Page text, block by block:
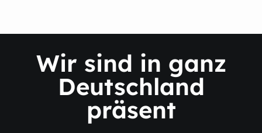
Wir sind in ganz
Deutschland
präsent